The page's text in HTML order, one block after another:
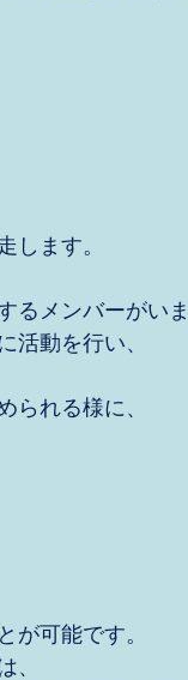
します。
るメンバーがいま
活動を行い、
られる様に、
が可能です。
、